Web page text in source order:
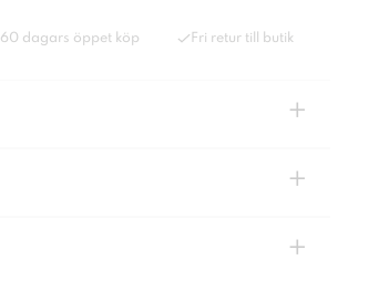
60 dagars öppet köp Fri retur till butik
+
+
+